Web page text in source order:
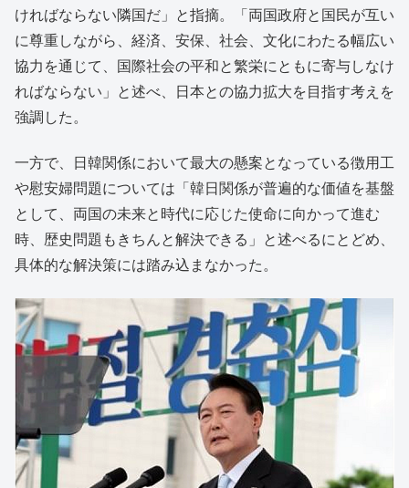
ければならない隣国だ」と指摘。「両国政府と国民が互い
に尊重しながら、経済、安保、社会、文化にわたる幅広い
協力を通じて、国際社会の平和と繁栄にともに寄与しなけ
ればならない」と述べ、日本との協力拡大を目指す考えを
強調した。
一方で、日韓関係において最大の懸案となっている徴用工
や慰安婦問題については「韓日関係が普遍的な価値を基盤
として、両国の未来と時代に応じた使命に向かって進む
時、歴史問題もきちんと解決できる」と述べるにとどめ、
具体的な解決策には踏み込まなかった。